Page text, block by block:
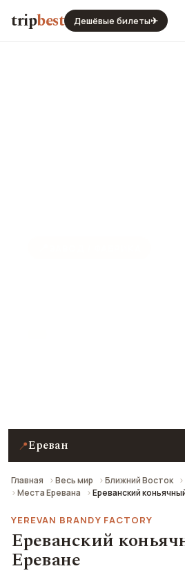
tripbest Дешёвые билеты✈
📍Ереван
Главная Весь мир Ближний Восток
Места Еревана
Ереванский
YEREVAN BRANDY FACTORY
Ереванский
Ереване